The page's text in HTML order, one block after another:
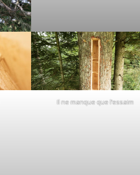
Il ne manque que l’essaim